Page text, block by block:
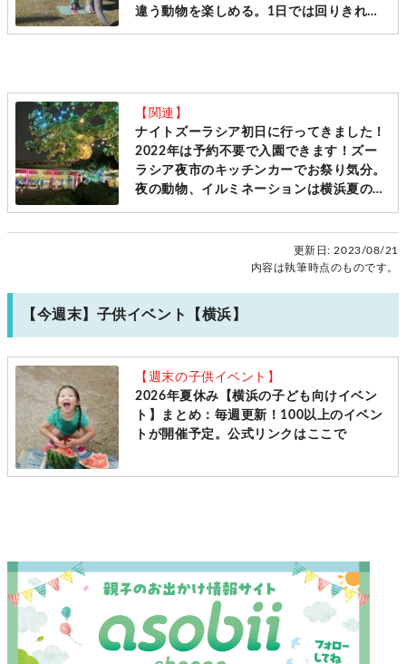
違う動物を楽しめる。1日では回りきれな
【関連】
ナイトズーラシア初日に行ってきました！
2022年は予約不要で入園できます！ズー
ラシア夜市のキッチンカーでお祭り気分。
夜の動物、イルミネーションは横浜夏のお
更新日: 2023/08/21
内容は執筆時点のものです。
【今週末】子供イベント【横浜】
【週末の子供イベント】
2026年夏休み【横浜の子ども向けイベン
ト】まとめ：毎週更新！100以上のイベン
トが開催予定。公式リンクはここで